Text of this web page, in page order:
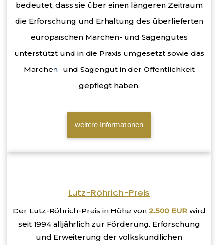
bedeutet, dass sie über einen längeren Zeitraum
die Erforschung und Erhaltung des überlieferten
europäischen Märchen- und Sagengutes
unterstützt und in die Praxis umgesetzt sowie das
Märchen- und Sagengut in der Öffentlichkeit
gepflegt haben.
weitere Informationen
Lutz-Röhrich-Preis
Der Lutz-Röhrich-Preis in Höhe von 2.500 EUR wird
seit 1994 alljährlich zur Förderung, Erforschung
und Erweiterung der volkskundlichen